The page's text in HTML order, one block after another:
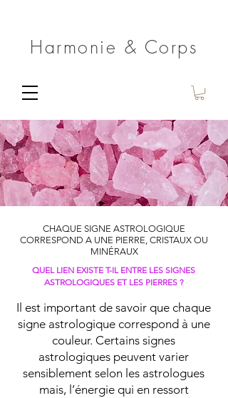
Harmonie & Corps
CHAQUE SIGNE ASTROLOGIQUE
CORRESPOND A UNE PIERRE, CRISTAUX OU
MINÉRAUX
QUEL LIEN EXISTE T-IL ENTRE LES SIGNES
ASTROLOGIQUES ET LES PIERRES?
Il est important de savoir que chaque
signe astrologique correspond à une
couleur. Certains signes
astrologiques peuvent varier
sensiblement selon les astrologues
mais, l’énergie qui en ressort